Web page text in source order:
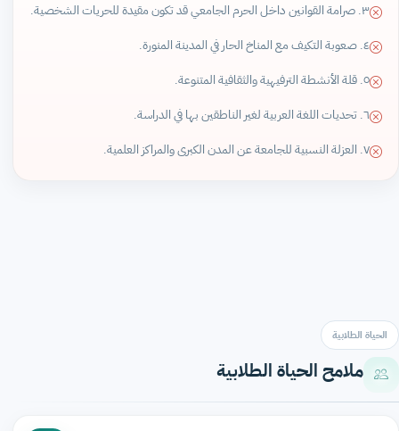
٣. صرامة القوانين داخل الحرم الجامعي قد تكون مقيدة للحريات الشخصية.
٤. صعوبة التكيف مع المناخ الحار في المدينة المنورة.
٥. قلة الأنشطة الترفيهية والثقافية المتنوعة.
٦. تحديات اللغة العربية لغير الناطقين بها في الدراسة.
٧. العزلة النسبية للجامعة عن المدن الكبرى والمراكز العلمية.
الحياة الطلابية
ملامح الحياة الطلابية